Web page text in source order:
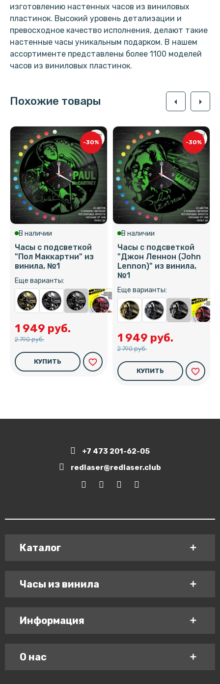
изготовлению настенных часов из виниловых
пластинок. Высокий уровень детализации и
превосходное качество исполнения, делают такие
настенные часы уникальным подарком. В нашем
ассортименте представлены более 1100 моделей
часов из виниловых пластинок.
Похожие товары arrow_left arrow_right
-30%
В наличии
Часы с подсветкой
"Пол Маккартни" из
винила, №1
Еще варианты:
1 949 руб.
2 790 руб.
КУПИТЬ favorite_border
-30%
В наличии
Часы с подсветкой
"Джон Леннон (John
Lennon)" из винила,
№1
Еще варианты:
1 949 руб.
2 790 руб.
КУПИТЬ favorite_border
+7 473 201-62-05
redlaser@redlaser.club
Каталог
Часы из винила
Информация
О нас